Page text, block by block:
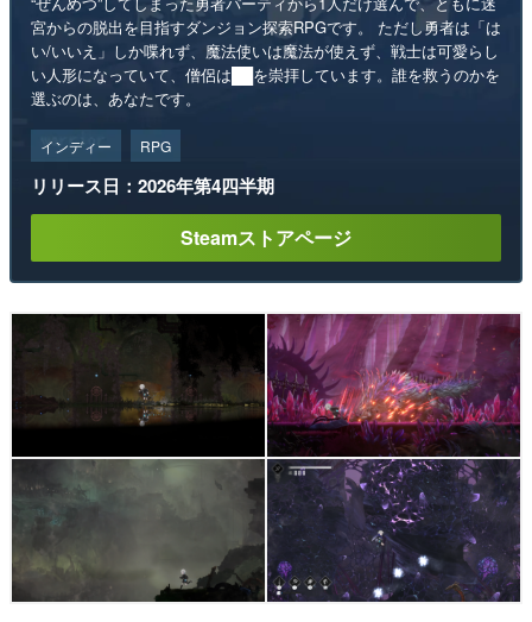
宮からの脱出を目指すダンジョン探索RPGです。 ただし勇者は「は
い/いいえ」しか喋れず、魔法使いは魔法が使えず、戦士は可愛らし
い人形になっていて、僧侶は██を崇拝しています。誰を救うのかを
選ぶのは、あなたです。
インディー RPG
リリース日：2026年第4四半期
Steamストアページ